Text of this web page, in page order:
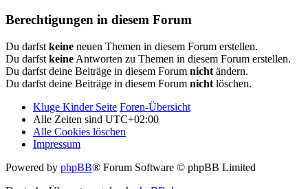
Berechtigungen in diesem Forum
Du darfst keine neuen Themen in diesem Forum erstellen.
Du darfst keine Antworten zu Themen in diesem Forum erstellen.
Du darfst deine Beiträge in diesem Forum nicht ändern.
Du darfst deine Beiträge in diesem Forum nicht löschen.
Kluge Kinder Seite Foren-Übersicht
Alle Zeiten sind UTC+02:00
Alle Cookies löschen
Impressum
Powered by phpBB® Forum Software © phpBB Limited